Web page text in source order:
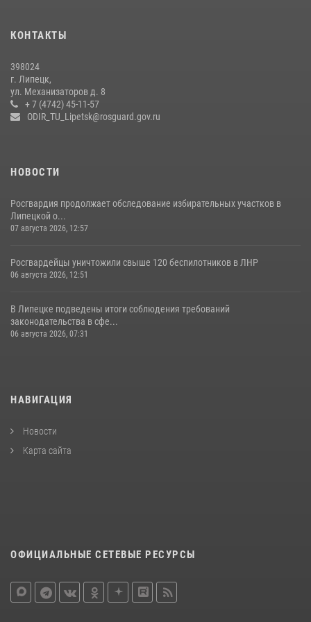
20 июля 2026, 12:22
Липецке
17 июля 2026, 12:26 5
КОНТАКТЫ
398024
г. Липецк,
ул. Механизаторов д. 8
+ 7 (4742) 45-11-57
ODIR_TU_Lipetsk@rosguard.gov.ru
НОВОСТИ
Росгвардия продолжает обследование избирательных участков в
Липецкой о...
07 августа 2026, 12:57
Росгвардейцы уничтожили свыше 120 беспилотников в ЛНР
06 августа 2026, 12:51
В Липецке подведены итоги соблюдения требований
законодательства в сфе...
06 августа 2026, 07:31
НАВИГАЦИЯ
Новости
Карта сайта
ОФИЦИАЛЬНЫЕ СЕТЕВЫЕ РЕСУРСЫ